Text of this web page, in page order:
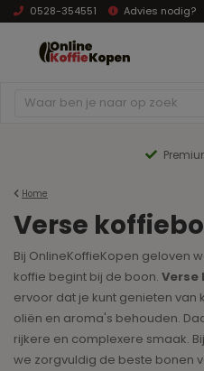
0528-354551 Advies nodig?
Home
Verse
Bij OnlineKoffieKopen geloven
koffie begint bij de boon. Verse
ervoor dat je kunt genieten van
oliën en aroma's behouden.
rijkere en complexere smaak.
we zorgvuldig de beste bonen